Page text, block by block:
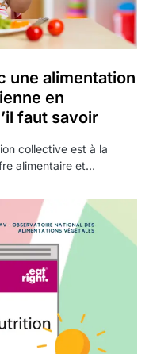
une alimentation
en
faut savoir
collective est à la
alimentaire et…